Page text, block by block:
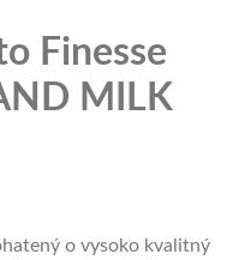
Finesse
MILK
o vysoko kvalitný